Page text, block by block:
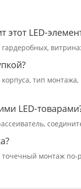
этот LED-
гардеробных,
корпуса, тип
LED-
монтаж